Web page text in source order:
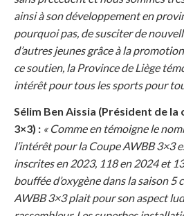
ainsi à son développement en
pourquoi pas, de susciter de
d’autres jeunes grâce à la
ce soutien, la Province de Liège
intérêt pour tous les sports pour
Sélim Ben Aissia (Président de la
3×3) : « Comme en témoigne le
l’intérêt pour la Coupe AWBB 3×3
inscrites en 2023, 118 en 2024 et
bouffée d’oxygène dans la saison 5
AWBB 3×3 plait pour son aspect